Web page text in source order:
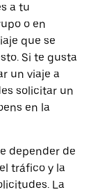
a tu
o en
que se
Si te gusta
un viaje a
solicitar un
en la
depender de
tráfico y la
La